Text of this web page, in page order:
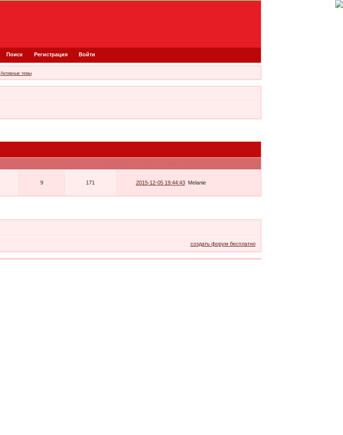
Поиск Регистрация Войти
Активные темы
9
171 2015-12-05 19:44:43 Melanie
создать форум бесплатно